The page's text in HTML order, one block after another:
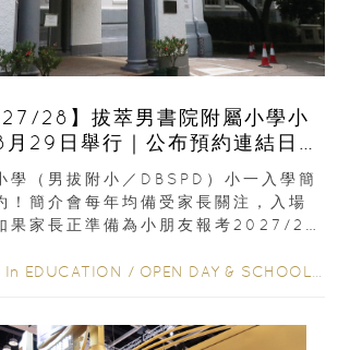
28】拔萃男書院附屬小學小
29日舉行｜公布預約連結日期
溫
學（男拔附小／DBSPD）小一入學簡
！簡介會每年均備受家長關注，入場
果家長正準備為小朋友報考2027/28
In EDUCATION / OPEN DAY & SCHOOL EVENTS